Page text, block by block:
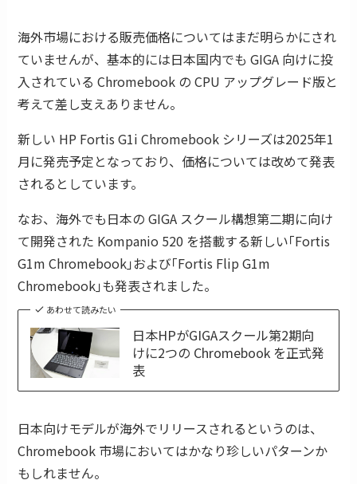
海外市場における販売価格についてはまだ明らかにされ
ていませんが、基本的には日本国内でも GIGA 向けに投
入されている Chromebook の CPU アップグレード版と
考えて差し支えありません。
新しい HP Fortis G1i Chromebook シリーズは2025年1
月に発売予定となっており、価格については改めて発表
されるとしています。
なお、海外でも日本の GIGA スクール構想第二期に向け
て開発された Kompanio 520 を搭載する新しい｢Fortis
G1m Chromebook｣および｢Fortis Flip G1m
Chromebook｣も発表されました。
あわせて読みたい
日本HPがGIGAスクール第2期向
けに2つの Chromebook を正式発
表
日本向けモデルが海外でリリースされるというのは、
Chromebook 市場においてはかなり珍しいパターンか
もしれません。